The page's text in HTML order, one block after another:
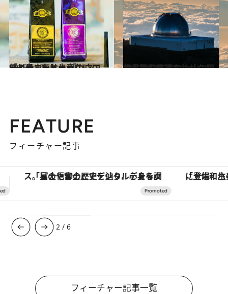
2015.5.17
「コナ」だけじゃないハワイ島コーヒー 「カウコーヒー」をお土産に
旅＆お出かけ 2015.11.15
世界各国の天文台が立ち並ぶ ハワイ島の火山の頂で夕陽を愛でる
旅＆お出かけ
FEATURE
フィーチャー記事
「土佐和ハーブかき氷」がOMO7高知に登場！生姜、山椒、大葉など目にも舌にも涼を呼ぶ郷土の味 【銀座で出合う最旬美容】美髪ケアや上質
3 /6
フィーチャー記事一覧